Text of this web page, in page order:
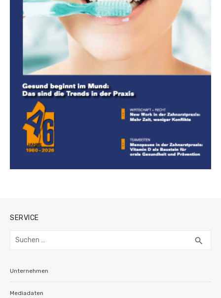
SERVICE
Suchen
search
Unternehmen
Mediadaten